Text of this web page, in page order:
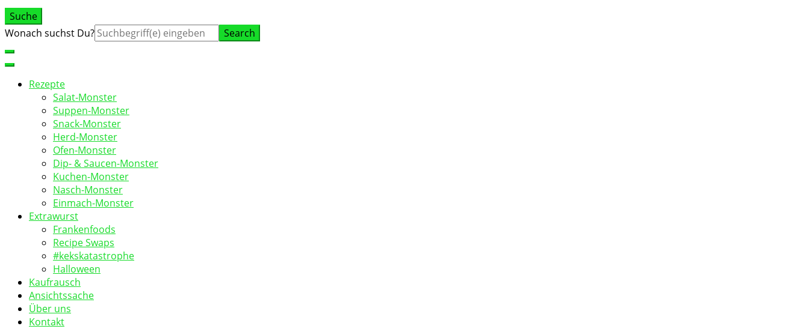
Suche
Suche
Wonach suchst Du?
Rezepte
Salat-Monster
Suppen-Monster
Snack-Monster
Herd-Monster
Ofen-Monster
Dip- & Saucen-Monster
Kuchen-Monster
Nasch-Monster
Einmach-Monster
Extrawurst
Frankenfoods
Recipe Swaps
#kekskatastrophe
Halloween
Kaufrausch
Ansichtssache
Über uns
Kontakt